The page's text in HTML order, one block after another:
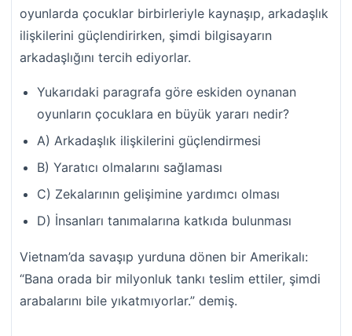
oyunlarda çocuklar birbirleriyle kaynaşıp, arkadaşlık
ilişkilerini güçlendirirken, şimdi bilgisayarın
arkadaşlığını tercih ediyorlar.
Yukarıdaki paragrafa göre eskiden oynanan
oyunların çocuklara en büyük yararı nedir?
A) Arkadaşlık ilişkilerini güçlendirmesi
B) Yaratıcı olmalarını sağlaması
C) Zekalarının gelişimine yardımcı olması
D) İnsanları tanımalarına katkıda bulunması
Vietnam’da savaşıp yurduna dönen bir Amerikalı:
“Bana orada bir milyonluk tankı teslim ettiler, şimdi
arabalarını bile yıkatmıyorlar.” demiş.